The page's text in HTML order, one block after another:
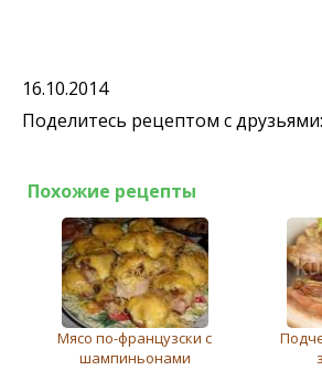
16.10.2014
Поделитесь рецептом с друзьями:
Похожие рецепты
Мясо по-французски с
шампиньонами